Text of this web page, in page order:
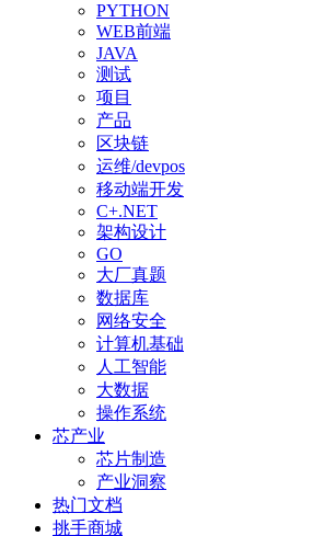
PYTHON
WEB前端
JAVA
测试
项目
产品
区块链
运维/devpos
移动端开发
C+.NET
架构设计
GO
大厂真题
数据库
网络安全
计算机基础
人工智能
大数据
操作系统
芯产业
芯片制造
产业洞察
热门文档
挑手商城